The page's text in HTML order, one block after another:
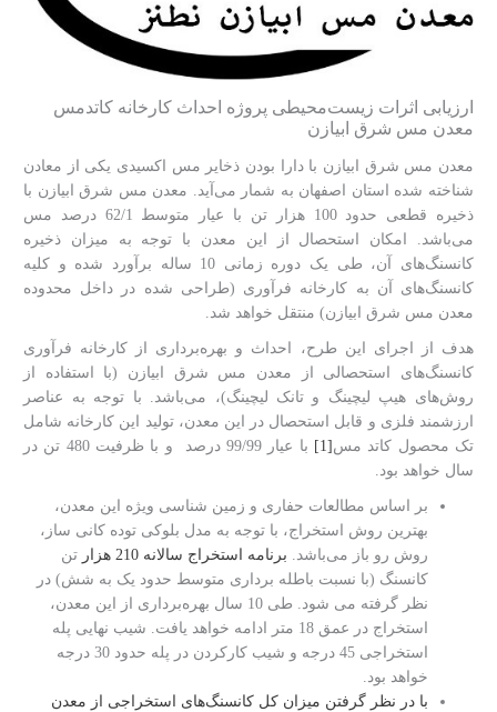
ارزیابی اثرات زیست‌محیطی پروژه احداث کارخانه کاتدمس
معدن مس شرق ابیازن
معدن مس شرق ابیازن با دارا بودن ذخایر مس اکسیدی یکی از معادن
شناخته شده استان اصفهان به شمار می‌آید. معدن مس شرق ابیازن با
ذخیره قطعی حدود 100 هزار تن با عیار متوسط 62/1 درصد مس
می‌باشد. امکان استحصال از این معدن با توجه به میزان ذخیره
کانسنگ‌های آن، طی یک دوره زمانی 10 ساله برآورد شده و کلیه
کانسنگ‌های آن به کارخانه فرآوری (طراحی شده در داخل محدوده
معدن مس شرق ابیازن) منتقل خواهد شد.
هدف از اجرای این طرح، احداث و بهره‌برداری از کارخانه فرآوری
کانسنگ‌های استحصالی از معدن مس شرق ابیازن (با استفاده از
روش‌های هیپ لیچینگ و تانک لیچینگ)، می‌باشد. با توجه به عناصر
ارزشمند فلزی و قابل استحصال در این معدن، تولید این کارخانه شامل
تک محصول کاتد مس [1]
با عیار 99/99 درصد و با ظرفیت 480 تن در
سال خواهد بود.
بر اساس مطالعات حفاری و زمین شناسی ویژه این معدن،
بهترین روش استخراج، با توجه به مدل بلوکی توده کانی ساز،
روش رو باز می‌باشد. برنامه استخراج سالانه 210 هزار
تن
کانسنگ (با نسبت باطله برداری متوسط حدود یک به شش) در
نظر گرفته می شود. طی 10 سال بهره‌برداری از این معدن،
استخراج در عمق 18 متر ادامه خواهد یافت. شیب نهایی پله
استخراجی 45 درجه و شیب کارکردن در پله حدود 30 درجه
خواهد بود.
با در نظر گرفتن میزان کل کانسنگ‌های استخراجی از معدن